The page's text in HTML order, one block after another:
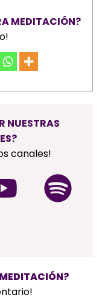
MEDITACIÓN?
NUESTRAS
canales!